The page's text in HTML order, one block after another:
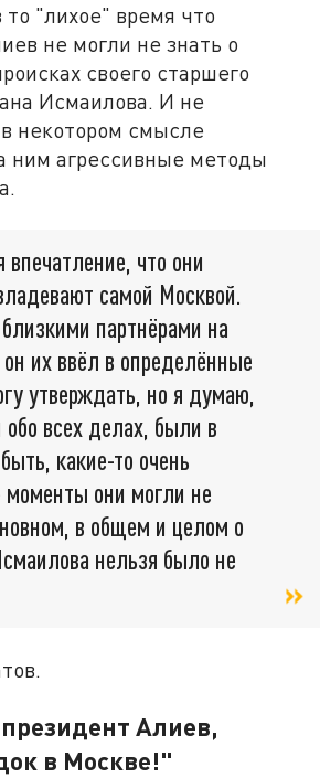
то "лихое" время что
не могли не знать о
своего старшего
Исмаилова. И не
некотором смысле
ним агрессивные методы
что они
самой Москвой.
партнёрами на
их ввёл в определённые
утверждать, но я думаю,
обо всех делах, были в
какие-то очень
они могли не
в общем и целом о
нельзя было не
Алиев,
в Москве!"